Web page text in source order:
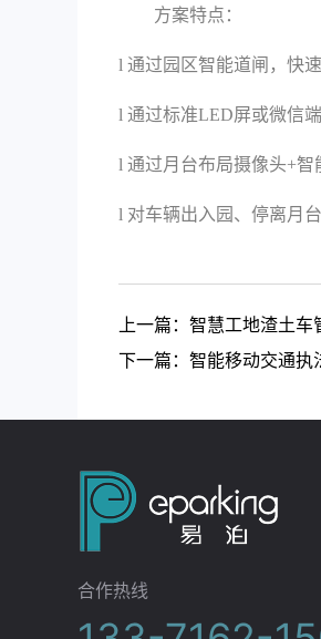
方案特点：
l 通过园区智能道闸，快
l 通过标准LED屏或微信
l 通过月台布局摄像头+智
l 对车辆出入园、停离月
上一篇： 智慧工地渣土车
下一篇： 智能移动交通执
合作热线